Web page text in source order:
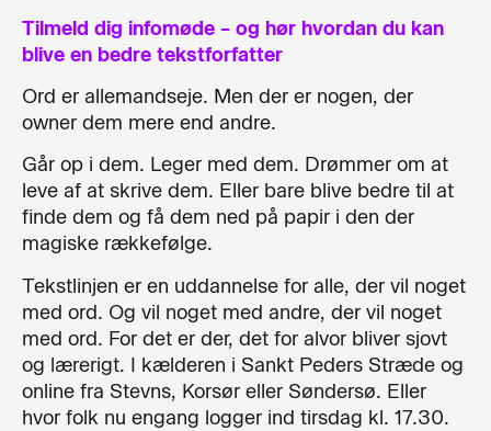
Tilmeld dig infomøde – og hør hvordan du kan
blive en bedre tekstforfatter
Ord er allemandseje. Men der er nogen, der
owner dem mere end andre.
Går op i dem. Leger med dem. Drømmer om at
leve af at skrive dem. Eller bare blive bedre til at
finde dem og få dem ned på papir i den der
magiske rækkefølge.
Tekstlinjen er en uddannelse for alle, der vil noget
med ord. Og vil noget med andre, der vil noget
med ord. For det er der, det for alvor bliver sjovt
og lærerigt. I kælderen i Sankt Peders Stræde og
online fra Stevns, Korsør eller Søndersø. Eller
hvor folk nu engang logger ind tirsdag kl. 17.30.